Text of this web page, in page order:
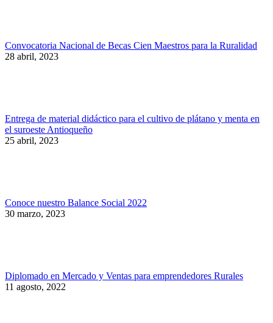
Convocatoria Nacional de Becas Cien Maestros para la Ruralidad
28 abril, 2023
Entrega de material didáctico para el cultivo de plátano y menta en
el suroeste Antioqueño
25 abril, 2023
Conoce nuestro Balance Social 2022
30 marzo, 2023
Diplomado en Mercado y Ventas para emprendedores Rurales
11 agosto, 2022